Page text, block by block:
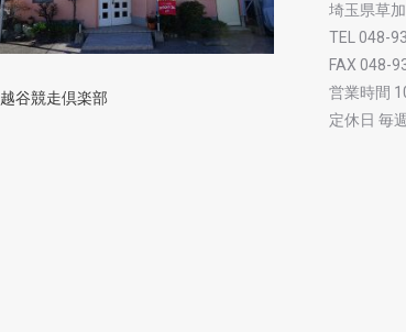
越谷競走倶楽部
埼玉県草
TEL 048-
FAX 048-
営業時間
定休日 毎